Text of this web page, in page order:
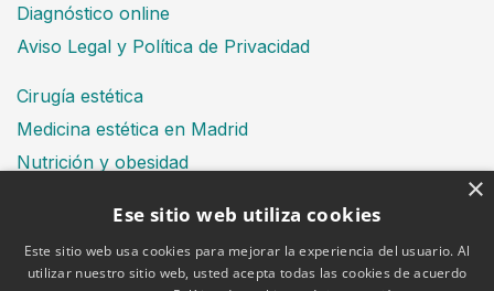
Diagnóstico online
Aviso Legal y Política de Privacidad
Cirugía estética
Medicina estética en Madrid
Nutrición y obesidad
Financiación
×
Ese sitio web utiliza cookies
Este sitio web usa cookies para mejorar la experiencia del usuario. Al
utilizar nuestro sitio web, usted acepta todas las cookies de acuerdo